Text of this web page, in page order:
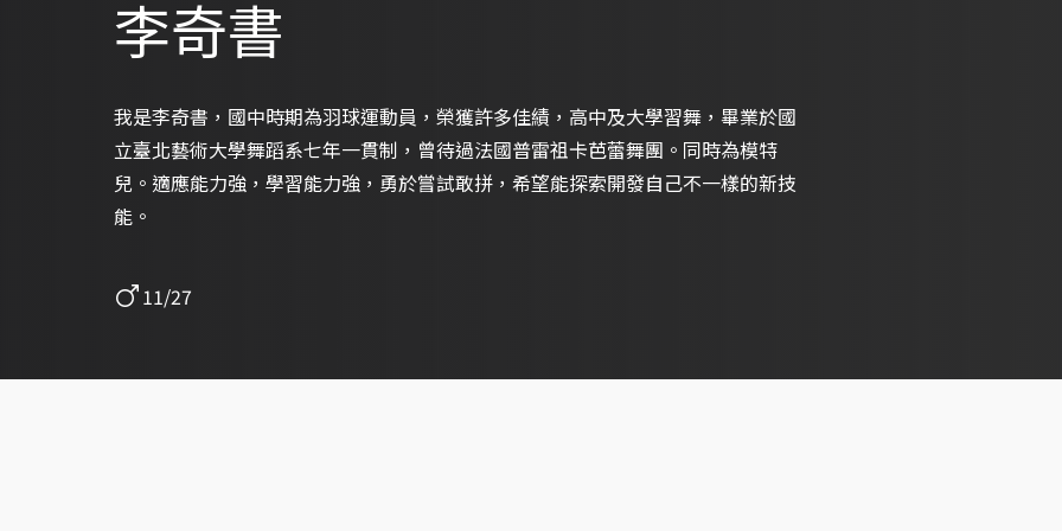
李奇書
我是李奇書，國中時期為羽球運動員，榮獲許多佳績，高中及大學習舞，畢業於國
立臺北藝術大學舞蹈系七年一貫制，曾待過法國普雷祖卡芭蕾舞團。同時為模特
兒。適應能力強，學習能力強，勇於嘗試敢拼，希望能探索開發自己不一樣的新技
能。
11/27